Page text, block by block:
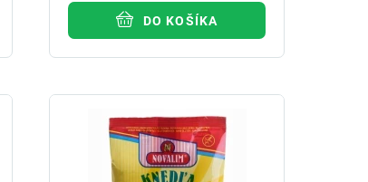
DO KOŠÍKA